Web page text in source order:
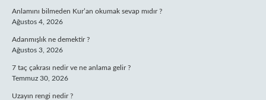
Anlamını bilmeden Kur’an okumak sevap mıdır ?
Ağustos 4, 2026
Adanmışlık ne demektir ?
Ağustos 3, 2026
7 taç çakrası nedir ve ne anlama gelir ?
Temmuz 30, 2026
Uzayın rengi nedir ?